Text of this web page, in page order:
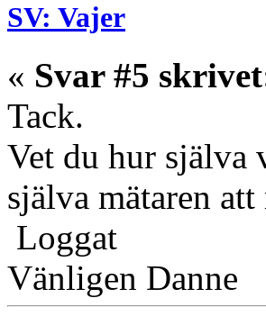
SV: Vajer
« Svar #5
Tack.
Vet du hur själva
själva mätaren
Loggat
Vänligen Danne